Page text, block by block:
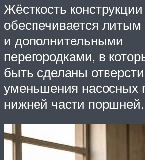
Жёсткость конструкции
обеспечивается
и дополнительными
перегородками, в
быть сделаны
уменьшения насосных
нижней части поршней.